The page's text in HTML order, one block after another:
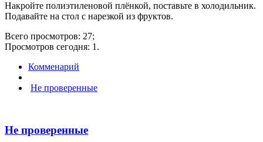
Накройте полиэтиленовой плёнкой, поставьте в холодильник.
Подавайте на стол с нарезкой из фруктов.
Всего просмотров: 27;
Просмотров сегодня: 1.
Комменарий
Не проверенные
Не проверенные